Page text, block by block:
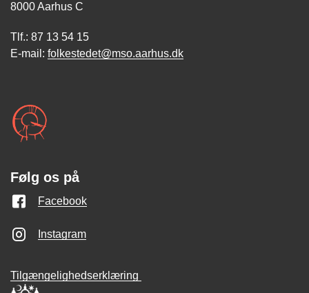
8000 Aarhus C
Tlf.: 87 13 54 15
E-mail: folkestedet@mso.aarhus.dk
Følg os på
Facebook
Instagram
Tilgængelighedserklæring